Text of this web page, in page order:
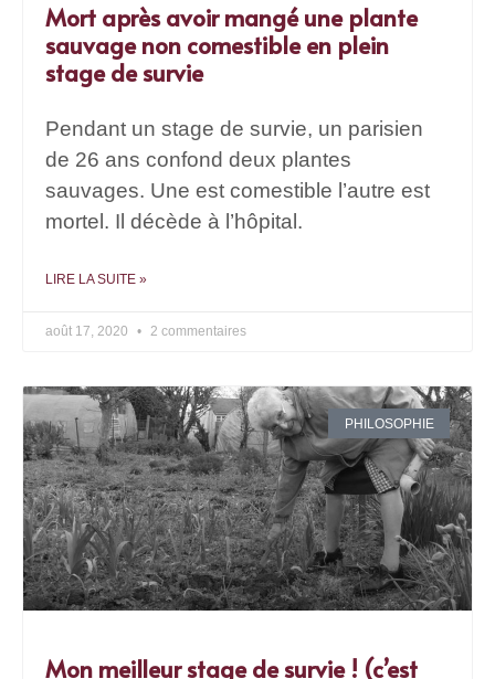
Mort après avoir mangé une plante
sauvage non comestible en plein
stage de survie
Pendant un stage de survie, un parisien
de 26 ans confond deux plantes
sauvages. Une est comestible l’autre est
mortel. Il décède à l’hôpital.
LIRE LA SUITE »
août 17, 2020 2 commentaires
PHILOSOPHIE
Mon meilleur stage de survie ! (c’est